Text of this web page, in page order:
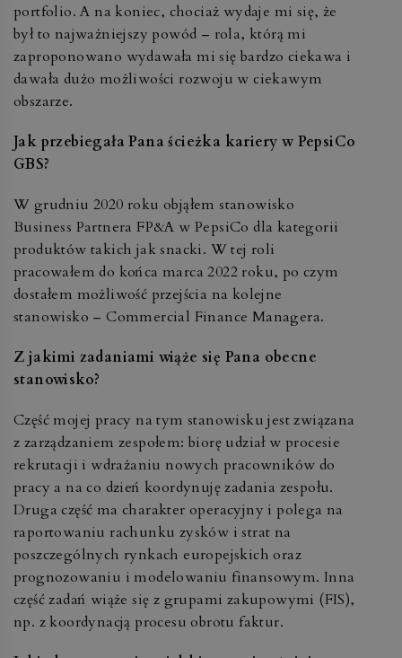
portfolio. A na koniec, chociaż wydaje mi się, że
był to najważniejszy powód – rola, którą mi
zaproponowano wydawała mi się bardzo ciekawa i
dawała dużo możliwości rozwoju w ciekawym
obszarze.
Jak przebiegała Pana ścieżka kariery w PepsiCo
GBS?
W grudniu 2020 roku objąłem stanowisko
Business Partnera FP&A w PepsiCo dla kategorii
produktów takich jak snacki. W tej roli
pracowałem do końca marca 2022 roku, po czym
dostałem możliwość przejścia na kolejne
stanowisko – Commercial Finance Managera.
Z jakimi zadaniami wiąże się Pana obecne
stanowisko?
Część mojej pracy na tym stanowisku jest związana
z zarządzaniem zespołem: biorę udział w procesie
rekrutacji i wdrażaniu nowych pracowników do
pracy a na co dzień koordynuję zadania zespołu.
Druga część ma charakter operacyjny i polega na
raportowaniu rachunku zysków i strat na
poszczególnych rynkach europejskich oraz
prognozowaniu i modelowaniu finansowym. Inna
część zadań wiąże się z grupami zakupowymi (FIS),
np. z koordynacją procesu obrotu faktur.